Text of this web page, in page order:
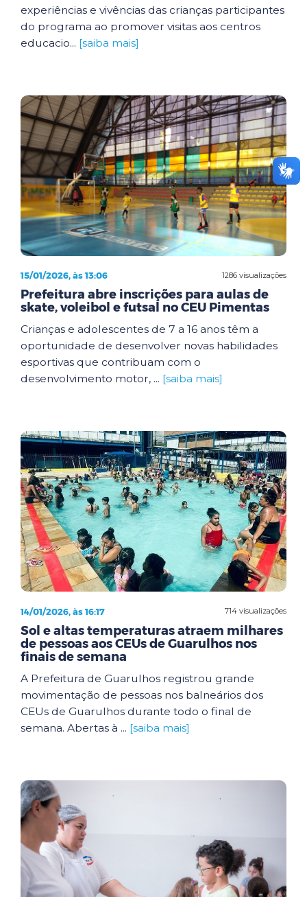
experiências e vivências das crianças participantes
do programa ao promover visitas aos centros
educacio... [saiba mais]
1286 visualizações
15/01/2026, às 13:06
Prefeitura abre inscrições para aulas de
skate, voleibol e futsal no CEU Pimentas
Crianças e adolescentes de 7 a 16 anos têm a
oportunidade de desenvolver novas habilidades
esportivas que contribuam com o
desenvolvimento motor, ... [saiba mais]
714 visualizações
14/01/2026, às 16:17
Sol e altas temperaturas atraem milhares
de pessoas aos CEUs de Guarulhos nos
finais de semana
A Prefeitura de Guarulhos registrou grande
movimentação de pessoas nos balneários dos
CEUs de Guarulhos durante todo o final de
semana. Abertas à ... [saiba mais]